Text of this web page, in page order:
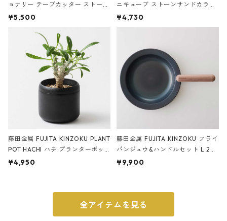
ョナリー テープカッター ストーン
サンドカラー 石調 ideaco Station
¥5,500
ニキューブ ストーンサンドカラー
石調 ideaco Umbrella Stand CUB
E ストーンサンドブラック
¥4,730
藤田金属 FUJITA KINZOKU PLANT
POT HACHI ハチ プランターポッ
ト 3号 ブラック
¥4,950
藤田金属 FUJITA KINZOKU フライ
パンジュウ&ハンドルセット L 24c
m ガス火・IH対応 鉄フライパン
¥9,900
全アイテムを見る